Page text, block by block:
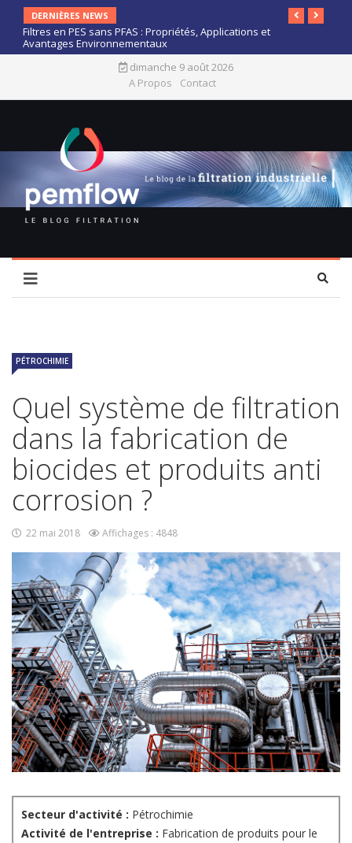
DERNIÈRES NEWS
Filtres en PES sans PFAS : Propriétés, Applications et
Avantages Environnementaux
dimanche 9 août 2026
A Propos
Contact
Quel système de filtration
dans la fabrication de
biocides et produits anti
corrosion ?
PÉTROCHIMIE
22 mai 2018 Affichages : 4848
Secteur d'activité : Pétrochimie
Activité de l'entreprise : Fabrication de produits pour le